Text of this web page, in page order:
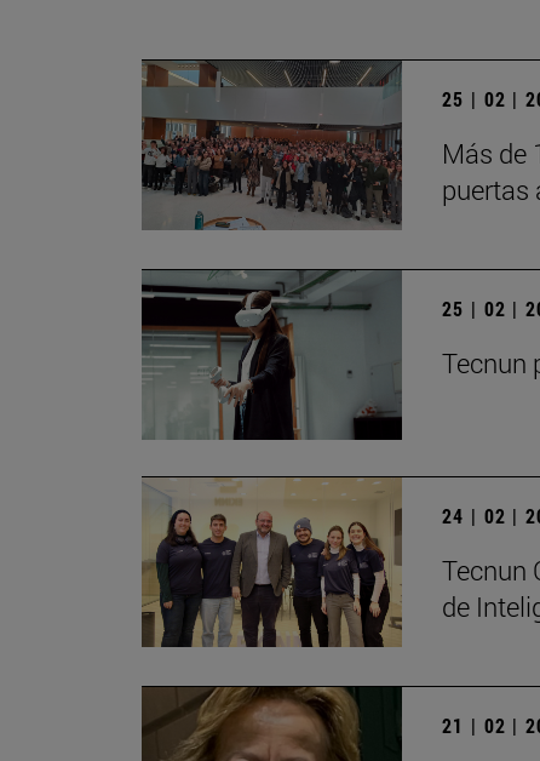
25 | 02 |
Más de
puertas
25 | 02 |
Tecnun
24 | 02 |
Tecnun
de
21 | 02 |